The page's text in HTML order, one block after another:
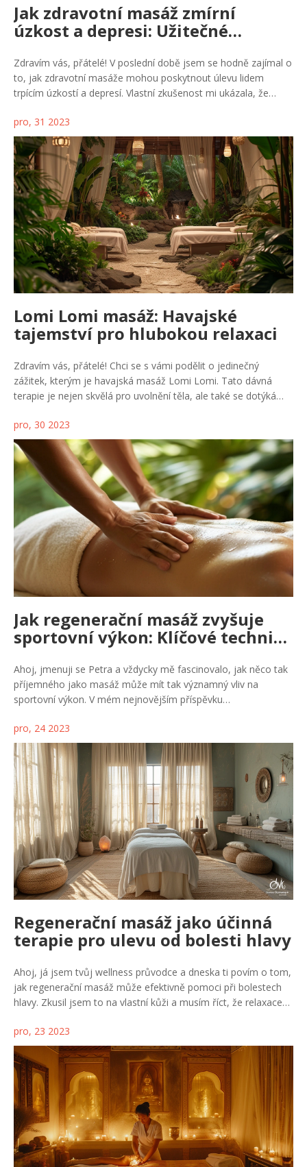
Jak zdravotní masáž zmírní
úzkost a depresi: Užitečné
techniky a tipy
Zdravím vás, přátelé! V poslední době jsem se hodně zajímal o
to, jak zdravotní masáže mohou poskytnout úlevu lidem
trpícím úzkostí a depresí. Vlastní zkušenost mi ukázala, že
Uvolnění svalového napětí a zlepšení prokrvení může vést ke
snížení stresu a podpořit celkovou pohodu. Také mi bylo
fascinující zjistit, že existují specifické techniky masáže, které
cílí na oblasti těla, obvykle ovlivněné stresem. V tomto článku
se s vámi podělím o své poznatky a tipy, jak si můžete tyto
techniky osvojit nebo vyhledat profesionální pomoc, která vám
pomůže zlepšit vaši náladu a snížit úzkost.
pro, 31 2023
Lomi Lomi masáž: Havajské
tajemství pro hlubokou relaxaci
Zdravím vás, přátelé! Chci se s vámi podělit o jedinečný
zážitek, kterým je havajská masáž Lomi Lomi. Tato dávná
terapie je nejen skvělá pro uvolnění těla, ale také se dotýká
technikách kombinuje několik prvků, například rytmický tlak a
dlouhé válečkové hmaty, které napodobují pohyb oceánských
vln. Během seance jsem pocítil úplnou harmonii a odpočinek,
což mě obohatilo jak tělesně, tak duchovně. Pokud hledáte
způsob, jak se hlouběji propojit se svým já a zrelaxovat,
doporučuji vám vyzkoušet Lomi Lomi masáž.
pro, 30 2023
Jak regenerační masáž zvyšuje
sportovní výkon: Klíčové techniky
a tipy
Ahoj, jmenuji se Petra a vždycky mě fascinovalo, jak něco tak
příjemného jako masáž může mít tak významný vliv na
sportovní výkon. V mém nejnovějším příspěvku
rychleji se zotavit, zvyšují flexibilitu a pomáhají předcházet
zraněním. Odhalím také některé ze svých oblíbených technik,
které mě po náročném tréninku opět postaví na nohy. Připojte
se ke mně a zjistěte, jak si můžete jednoduše a efektivně
pomoci k lepším sportovním výsledkům!
pro, 24 2023
Regenerační masáž jako účinná
terapie pro ulevu od bolesti hlavy
Ahoj, já jsem tvůj wellness průvodce a dneska ti povím o tom,
jak regenerační masáž může efektivně pomoci při bolestech
hlavy. Zkusil jsem to na vlastní kůži a musím říct, že relaxace
se, jaké techniky jsou nejlepší a co všechno masáž obnáší. A
protože mám to štěstí, že jsem si to vše zažil, chci se o své
zkušenosti podělit i s tebou. Pokud tě tedy trápí neustálá
bolest hlavy a hledáš způsob, jak ji zevnitř zmírnit, tak čti dál a
zjisti, proč by regenerační masáž mohla být tou pravou volbou.
pro, 23 2023